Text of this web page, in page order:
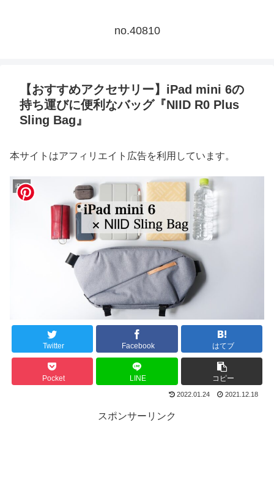
no.40810
【おすすめアクセサリー】iPad mini 6の
持ち運びに便利なバッグ『NIID R0 Plus
Sling Bag』
本サイトはアフィリエイト広告を利用しています。
iPad
Twitter Facebook はてブ
Pocket LINE コピー
2022.01.24 2021.12.18
スポンサーリンク